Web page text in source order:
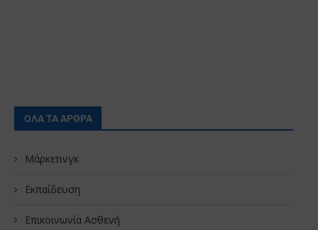
ΟΛΑ ΤΑ ΑΡΘΡΑ
Μάρκετινγκ
Εκπαίδευση
Επικοινωνία Ασθενή